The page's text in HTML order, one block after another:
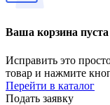
Ваша корзина пуста
Исправить это
товар и нажмите
Перейти в каталог
Подать заявку